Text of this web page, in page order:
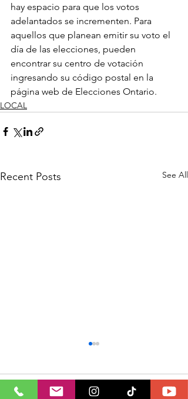
hay espacio para que los votos
adelantados se incrementen. Para
aquellos que planean emitir su voto el
día de las elecciones, pueden
encontrar su centro de votación
ingresando su código postal en la
página web de Elecciones Ontario.
LOCAL
Recent Posts See All
Comments